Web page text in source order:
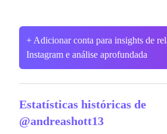
+ Adicionar conta para insights de
Instagram e análise aprofundada
Estatísticas históricas de
@andreashott13